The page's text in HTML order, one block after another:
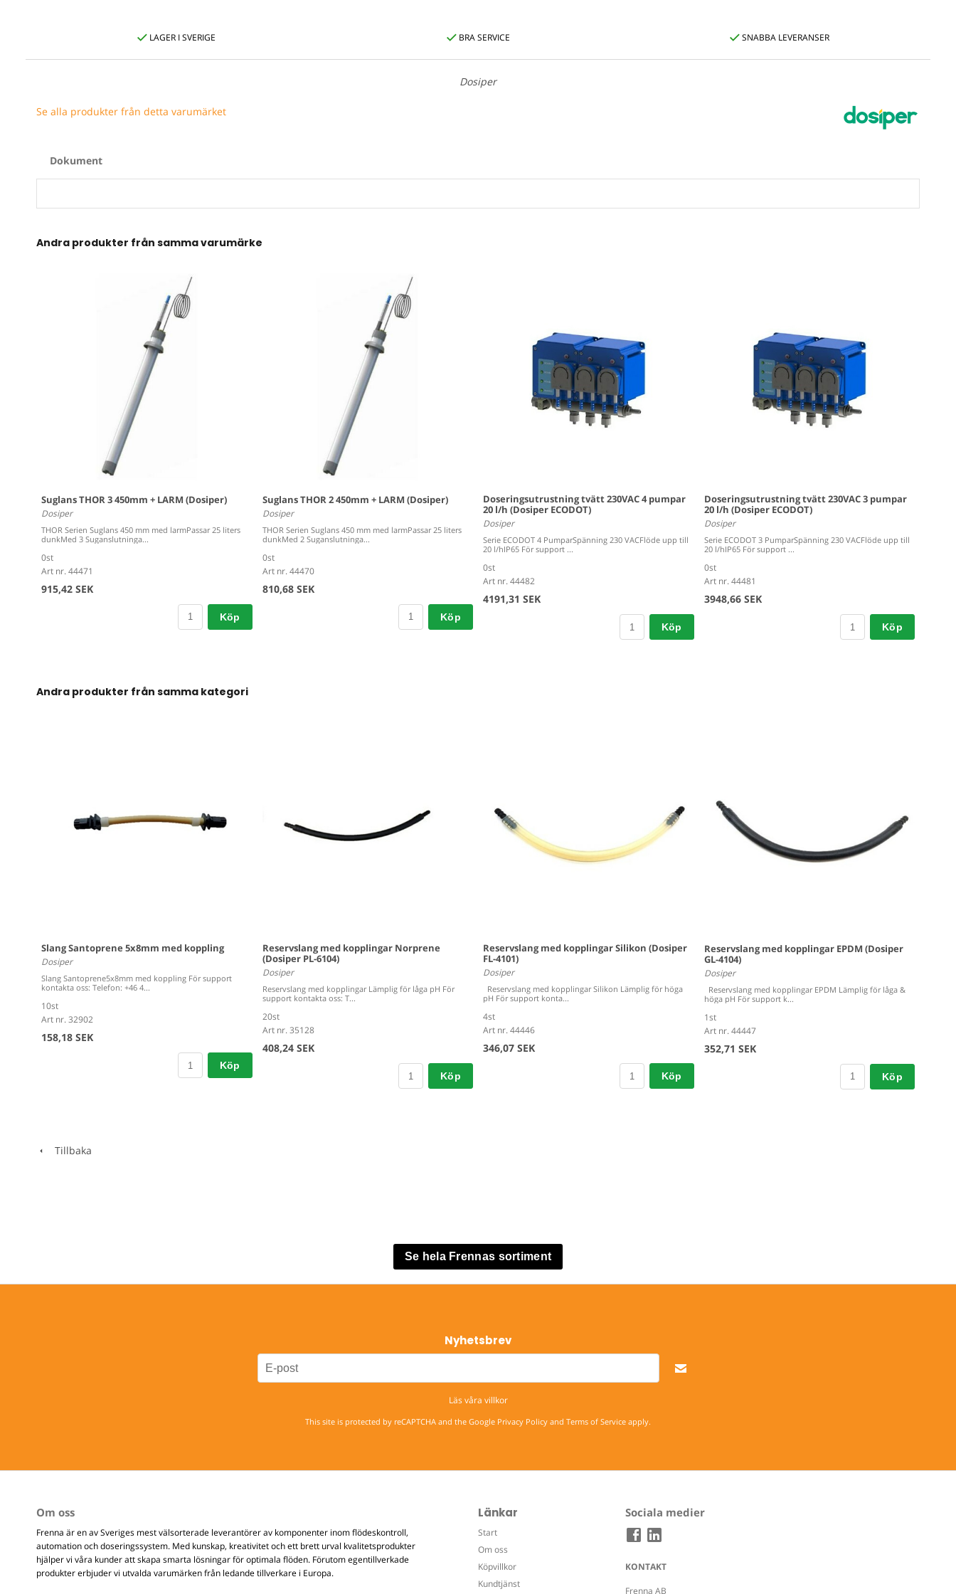
LAGER I SVERIGE BRA SERVICE SNABBA LEVERANSER
Dosiper
Se alla produkter från detta varumärket
Dokument
Andra produkter från samma varumärke
Suglans THOR 3 450mm + LARM (Dosiper)
Dosiper
THOR Serien Suglans 450 mm med larmPassar 25 liters
dunkMed 3 Suganslutninga...
0st
Art nr. 44471
915,42 SEK
Köp
Suglans THOR 2 450mm + LARM (Dosiper)
Dosiper
THOR Serien Suglans 450 mm med larmPassar 25 liters
dunkMed 2 Suganslutninga...
0st
Art nr. 44470
810,68 SEK
Köp
Doseringsutrustning tvätt 230VAC 4 pumpar
20 l/h (Dosiper ECODOT)
Dosiper
Serie ECODOT 4 PumparSpänning 230 VACFlöde upp till
20 l/hIP65 För support ...
0st
Art nr. 44482
4191,31 SEK
Köp
Doseringsutrustning tvätt 230VAC 3 pumpar
20 l/h (Dosiper ECODOT)
Dosiper
Serie ECODOT 3 PumparSpänning 230 VACFlöde upp till
20 l/hIP65 För support ...
0st
Art nr. 44481
3948,66 SEK
Köp
Andra produkter från samma kategori
Slang Santoprene 5x8mm med koppling
Dosiper
Slang Santoprene5x8mm med koppling För support
kontakta oss: Telefon: +46 4...
10st
Art nr. 32902
158,18 SEK
Köp
Reservslang med kopplingar Norprene
(Dosiper PL-6104)
Dosiper
Reservslang med kopplingar Lämplig för låga pH För
support kontakta oss: T...
20st
Art nr. 35128
408,24 SEK
Köp
Reservslang med kopplingar Silikon (Dosiper
FL-4101)
Dosiper
Reservslang med kopplingar Silikon Lämplig för höga
pH För support konta...
4st
Art nr. 44446
346,07 SEK
Köp
Reservslang med kopplingar EPDM (Dosiper
GL-4104)
Dosiper
Reservslang med kopplingar EPDM Lämplig för låga &
höga pH För support k...
1st
Art nr. 44447
352,71 SEK
Köp
Tillbaka
Se hela Frennas sortiment
Nyhetsbrev
Läs våra villkor
This site is protected by reCAPTCHA and the Google Privacy Policy and Terms of Service apply.
Om oss
Frenna är en av Sveriges mest välsorterade leverantörer av komponenter inom flödeskontroll,
automation och doseringssystem. Med kunskap, kreativitet och ett brett urval kvalitetsprodukter
hjälper vi våra kunder att skapa smarta lösningar för optimala flöden. Förutom egentillverkade
produkter erbjuder vi utvalda varumärken från ledande tillverkare i Europa.
Länkar
Start
Om oss
Köpvillkor
Kundtjänst
Sociala medier
KONTAKT
Frenna AB